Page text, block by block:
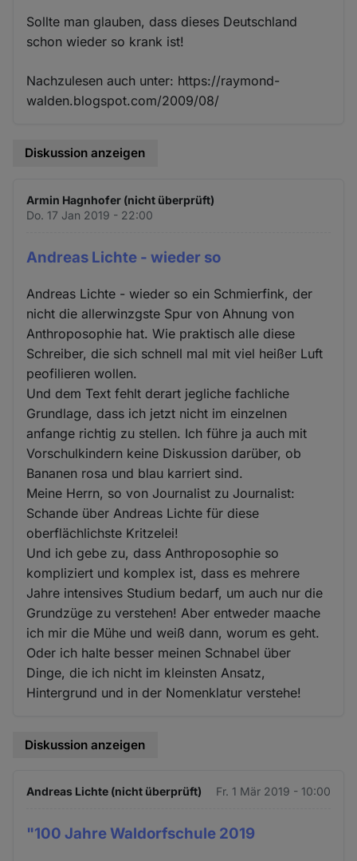
Sollte man glauben, dass dieses Deutschland
schon wieder so krank ist!
Nachzulesen auch unter: https://raymond-
walden.blogspot.com/2009/08/
Diskussion anzeigen
Armin Hagnhofer (nicht überprüft)
Do. 17 Jan 2019 - 22:00
Andreas Lichte - wieder so
Andreas Lichte - wieder so ein Schmierfink, der
nicht die allerwinzgste Spur von Ahnung von
Anthroposophie hat. Wie praktisch alle diese
Schreiber, die sich schnell mal mit viel heißer Luft
peofilieren wollen.
Und dem Text fehlt derart jegliche fachliche
Grundlage, dass ich jetzt nicht im einzelnen
anfange richtig zu stellen. Ich führe ja auch mit
Vorschulkindern keine Diskussion darüber, ob
Bananen rosa und blau karriert sind.
Meine Herrn, so von Journalist zu Journalist:
Schande über Andreas Lichte für diese
oberflächlichste Kritzelei!
Und ich gebe zu, dass Anthroposophie so
kompliziert und komplex ist, dass es mehrere
Jahre intensives Studium bedarf, um auch nur die
Grundzüge zu verstehen! Aber entweder maache
ich mir die Mühe und weiß dann, worum es geht.
Oder ich halte besser meinen Schnabel über
Dinge, die ich nicht im kleinsten Ansatz,
Hintergrund und in der Nomenklatur verstehe!
Diskussion anzeigen
Andreas Lichte (nicht überprüft) Fr. 1 Mär 2019 - 10:00
"100 Jahre Waldorfschule 2019